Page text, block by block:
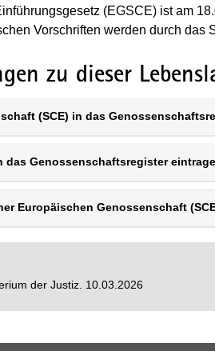
(EGSCE) ist am
Vorschriften werden durch das
zu dieser
(SCE) in das
das Genossenschaftsregister
Europäischen Genossenschaft
der Justiz. 10.03.2026